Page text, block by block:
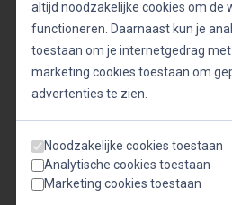
Spreker over
organisaties
Een spreker over
laten verlopen. Bedrijven en
maken krijgen met fusies,
veranderend gedrag hebben
altijd noodzakelijke cookies om de
functioneren. Daarnaast kun je
toestaan om je internetgedrag
marketing cookies toestaan om
advertenties te zien.
Noodzakelijke cookies toestaan
Analytische cookies toestaan
Marketing cookies toestaan